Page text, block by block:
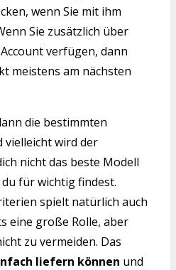
wenn Sie mit ihm
Sie zusätzlich über
verfügen, dann
meistens am nächsten
die bestimmten
vielleicht wird der
nicht das beste Modell
für wichtig findest.
spielt natürlich auch
eine große Rolle, aber
zu vermeiden. Das
liefern können und